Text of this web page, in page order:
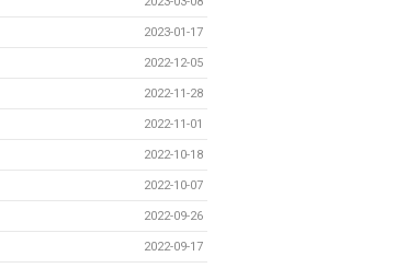
2023-01-17
2022-12-05
2022-11-28
2022-11-01
2022-10-18
2022-10-07
2022-09-26
2022-09-17